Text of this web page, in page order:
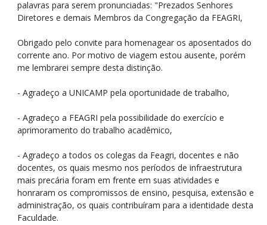
palavras para serem pronunciadas: "Prezados Senhores
Diretores e demais Membros da Congregação da FEAGRI,
Obrigado pelo convite para homenagear os aposentados do
corrente ano. Por motivo de viagem estou ausente, porém
me lembrarei sempre desta distinção.
- Agradeço a UNICAMP pela oportunidade de trabalho,
- Agradeço a FEAGRI pela possibilidade do exercício e
aprimoramento do trabalho acadêmico,
- Agradeço a todos os colegas da Feagri, docentes e não
docentes, os quais mesmo nos períodos de infraestrutura
mais precária foram em frente em suas atividades e
honraram os compromissos de ensino, pesquisa, extensão e
administração, os quais contribuíram para a identidade desta
Faculdade.